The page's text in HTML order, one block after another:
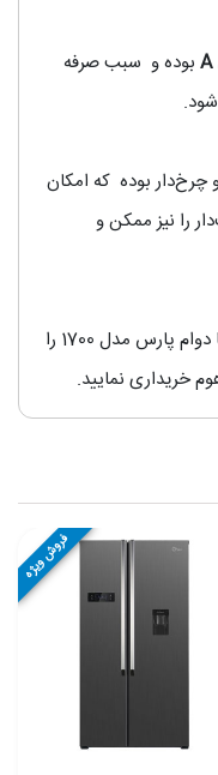
A بوده و سبب صرفه
چرخ‌دار بوده که امکان
را نیز ممکن و
می‌توانید یخچال فریزر خوش ساخت و با دوام پارس مدل 1700 را
خریداری نمایید.
فروش ویژه